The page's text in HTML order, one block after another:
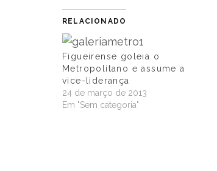
RELACIONADO
Figueirense goleia o
Metropolitano e assume a
vice-liderança
24 de março de 2013
Em "Sem categoria"